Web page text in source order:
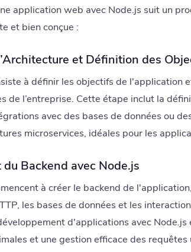
application web avec Node.js suit un
et bien conçue :
et Définition des
à définir les objectifs de l'application
de l’entreprise. Cette étape inclut la
avec des bases de données ou
microservices, idéales pour les
Backend avec Node.js
à créer le backend de
les bases de données et les
d'applications avec
et une gestion efficace des requêtes